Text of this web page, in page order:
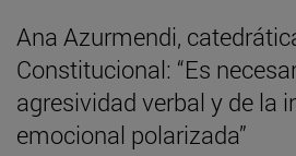
Ana Azurmendi,
Constitucional: “Es
agresividad verbal y de la
emocional polarizada”